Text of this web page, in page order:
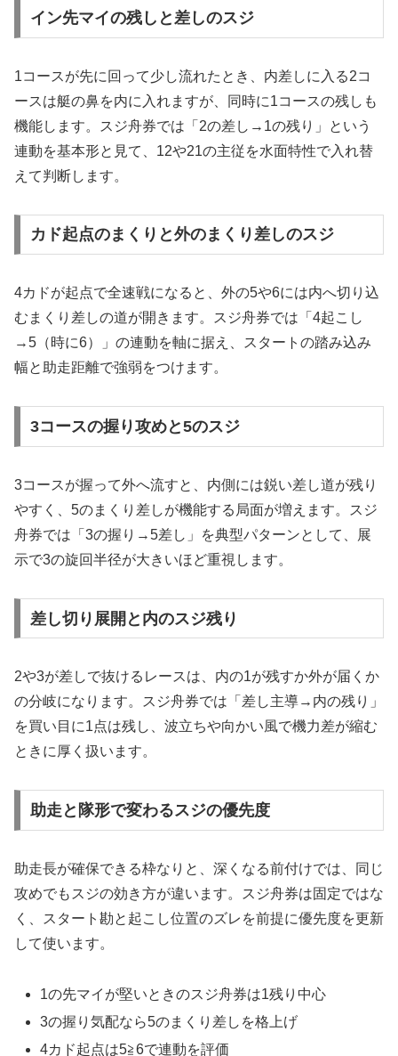
イン先マイの残しと差しのスジ
1コースが先に回って少し流れたとき、内差しに入る2コ
ースは艇の鼻を内に入れますが、同時に1コースの残しも
機能します。スジ舟券では「2の差し→1の残り」という
連動を基本形と見て、12や21の主従を水面特性で入れ替
えて判断します。
カド起点のまくりと外のまくり差しのスジ
4カドが起点で全速戦になると、外の5や6には内へ切り込
むまくり差しの道が開きます。スジ舟券では「4起こし
→5（時に6）」の連動を軸に据え、スタートの踏み込み
幅と助走距離で強弱をつけます。
3コースの握り攻めと5のスジ
3コースが握って外へ流すと、内側には鋭い差し道が残り
やすく、5のまくり差しが機能する局面が増えます。スジ
舟券では「3の握り→5差し」を典型パターンとして、展
示で3の旋回半径が大きいほど重視します。
差し切り展開と内のスジ残り
2や3が差しで抜けるレースは、内の1が残すか外が届くか
の分岐になります。スジ舟券では「差し主導→内の残り」
を買い目に1点は残し、波立ちや向かい風で機力差が縮む
ときに厚く扱います。
助走と隊形で変わるスジの優先度
助走長が確保できる枠なりと、深くなる前付けでは、同じ
攻めでもスジの効き方が違います。スジ舟券は固定ではな
く、スタート勘と起こし位置のズレを前提に優先度を更新
して使います。
1の先マイが堅いときのスジ舟券は1残り中心
3の握り気配なら5のまくり差しを格上げ
4カド起点は5≧6で連動を評価